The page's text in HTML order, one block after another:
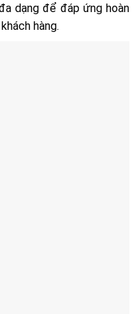
dạng để đáp ứng hoàn
hàng.